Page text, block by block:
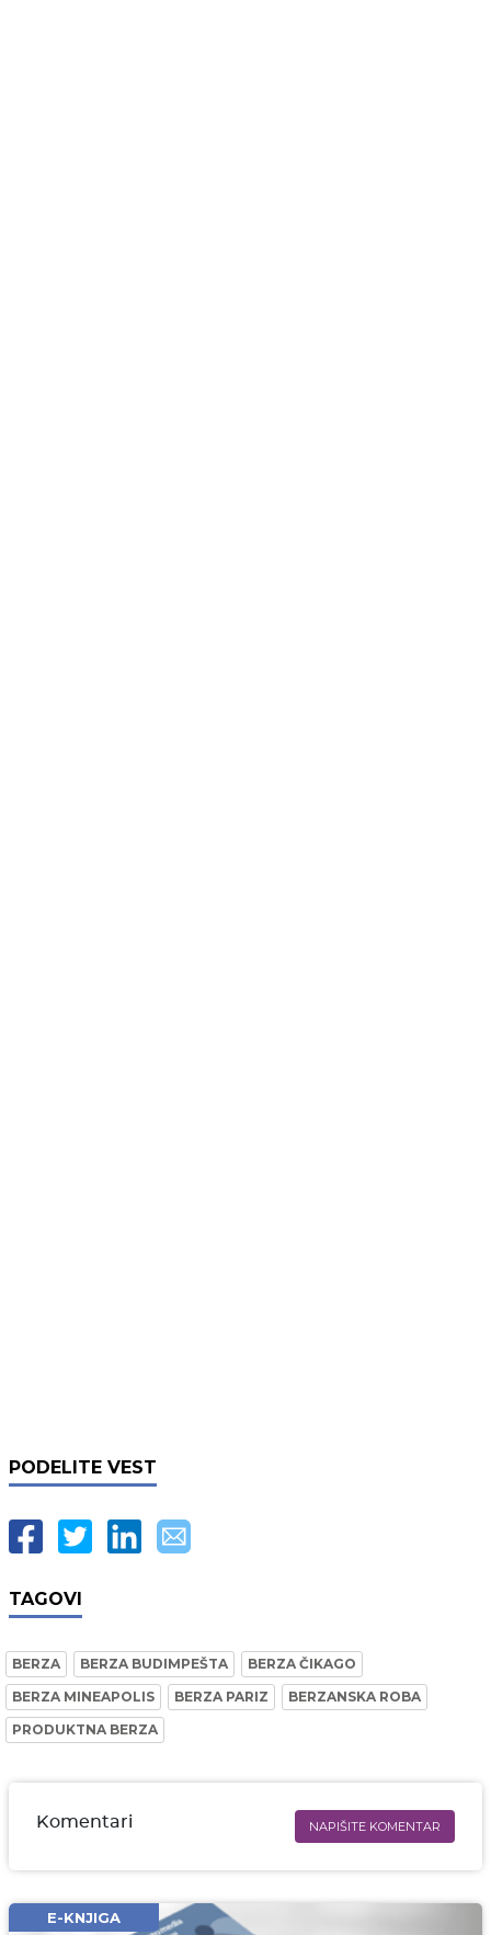
PODELITE VEST
TAGOVI
BERZA BERZA BUDIMPEŠTA
BERZA ČIKAGO
BERZA MINEAPOLIS
BERZA PARIZ
BERZANSKA ROBA
PRODUKTNA BERZA
Komentari NAPIŠITE KOMENTAR
Email* obavezno
E-KNJIGA